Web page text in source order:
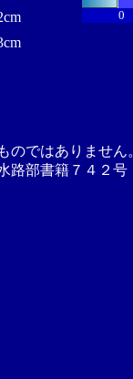
0
のではありませ
路部書籍７４２